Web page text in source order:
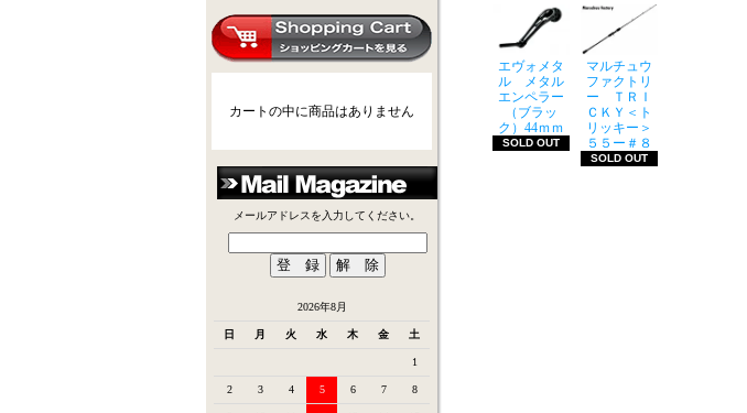
カートの中に商品はありません
メールアドレスを入力してください。
2026年8月
日 月 火 水 木 金 土
1
2 3 4 5 6 7 8
エヴォメタ
ル メタル
エンペラー
（ブラッ
ク）44ｍｍ
SOLD OUT
マルチュウ
ファクトリ
ー ＴＲＩ
ＣＫＹ＜ト
リッキー＞
５５ー＃８
SOLD OUT